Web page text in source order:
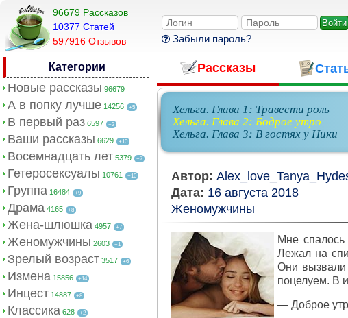
96679 Рассказов
10377 Cтатей
597916 Отзывов
Забыли пароль?
Категории
Новые рассказы 96679
А в попку лучше 14256 +5
В первый раз 6597 +2
Ваши рассказы 6629 +10
Восемнадцать лет 5379 +7
Гетеросексуалы 10761 +10
Группа 16484 +9
Драма 4165 +8
Жена-шлюшка 4957 +7
Женомужчины 2603 +1
Зрелый возраст 3517 +6
Измена 15856 +14
Инцест 14887 +8
Классика 628 +2
Рассказы
Хельга. Глава 1: Травести роль
Хельга. Глава 2: Бодрое утро
Хельга. Глава 3: В гостях у Ники
Автор:
Дата: 16 августа 2018
Женомужчины
Мне
Лежал на
Они
поцелуем. В
— Доброе